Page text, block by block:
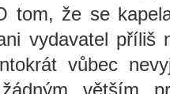
tom, že se
vydavatel příliš
vůbec
větším